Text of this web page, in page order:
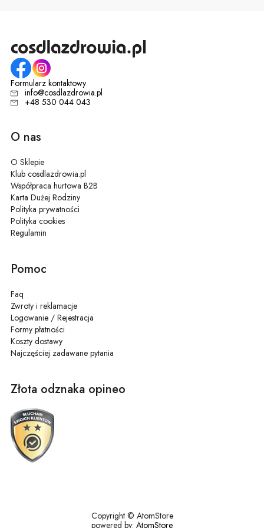
Formularz kontaktowy
info@cosdlazdrowia.pl
+48 530 044 043
O nas
O Sklepie
Klub cosdlazdrowia.pl
Współpraca hurtowa B2B
Karta Dużej Rodziny
Polityka prywatności
Polityka cookies
Regulamin
Pomoc
Faq
Zwroty i reklamacje
Logowanie / Rejestracja
Formy płatności
Koszty dostawy
Najczęściej zadawane pytania
Złota odznaka opineo
Copyright © AtomStore
powered by: AtomStore